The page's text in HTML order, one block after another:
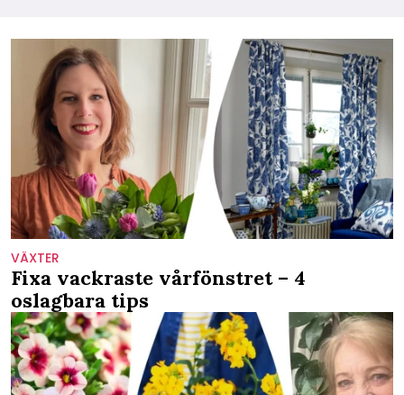
VÄXTER
Fixa vackraste vårfönstret – 4
oslagbara tips